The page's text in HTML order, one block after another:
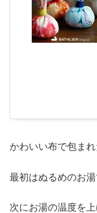
かわいい布で包ま
最初はぬるめのお
次にお湯の温度を